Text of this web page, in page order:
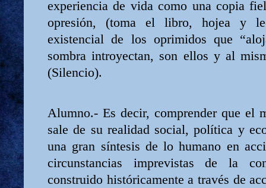
experiencia de vida como una copia
opresión, (toma el libro, hojea y
existencial de los oprimidos que
sombra introyectan, son ellos y al
(Silencio).
Alumno.- Es decir, comprender que el
sale de su realidad social, política y
una gran síntesis de lo humano en
circunstancias imprevistas de la
construido históricamente a través de